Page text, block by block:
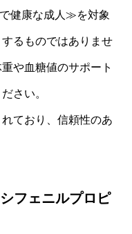
健康な成人≫を対象
るものではありませ
や血糖値のサポート
さい。
ており、信頼性のあ
フェニルプロピ